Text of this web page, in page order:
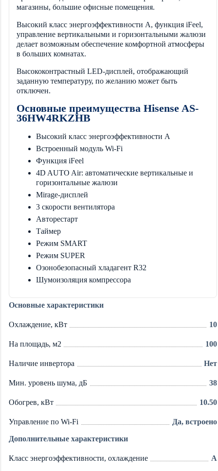
магазины, большие офисные помещения.
Высокий класс энергоэффективности А, функция iFeel,
управление вертикальными и горизонтальными жалюзи
делает возможным обеспечение комфортной атмосферы
в больших комнатах.
Высококонтрастный LED-дисплей, отображающий
заданную температуру, по желанию может быть
отключен.
Основные преимущества Hisense AS-
36HW4RKZHB
Высокий класс энергоэффективности А
Встроенный модуль Wi-Fi
Функция iFeel
4D AUTO Air: автоматические вертикальные и
горизонтальные жалюзи
Mirage-дисплей
3 скорости вентилятора
Авторестарт
Таймер
Режим SMART
Режим SUPER
Озонобезопасный хладагент R32
Шумоизоляция компрессора
Основные характеристики
Охлаждение, кВт 10
На площадь, м2 100
Наличие инвертора Нет
Мин. уровень шума, дБ 38
Обогрев, кВт 10.50
Управление по Wi-Fi Да, встроено
Дополнительные характеристики
Класс энергоэффективности, охлаждение A